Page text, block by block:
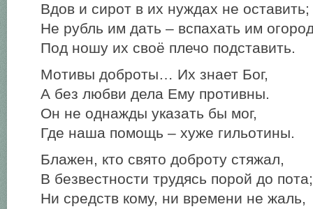
Вдов и сирот в их нуждах не оставить;
Не рубль им дать – вспахать им
Под ношу их своё плечо подставить.
Мотивы доброты… Их знает Бог,
А без любви дела Ему противны.
Он не однажды указать бы мог,
Где наша помощь – хуже гильотины.
Блажен, кто свято доброту стяжал,
В безвестности трудясь порой до пота;
Ни средств кому, ни времени не жаль,